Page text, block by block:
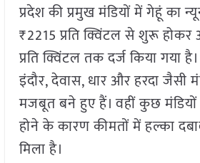
प्रदेश की प्रमुख मंडियों में गेहूं का
₹2215 प्रति क्विंटल से शुरू
प्रति क्विंटल तक दर्ज किया गया
इंदौर, देवास, धार और हरदा जैसी
मजबूत बने हुए हैं। वहीं कुछ
होने के कारण कीमतों में हल्का
मिला है।